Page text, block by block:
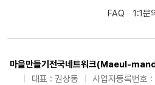
FAQ
1:1문
마을만들기전국네트워크(Maeul-
대표 : 권상동 사업자등록번